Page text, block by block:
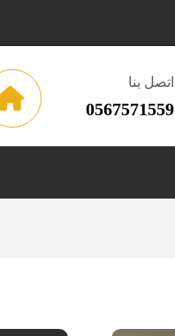
اتصل بنا
0567571559